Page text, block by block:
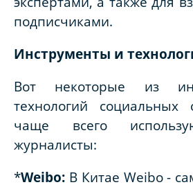
подписчиками.
Инструменты и
Вот некоторые из
технологий социальных
чаще всего
журналисты:
*Weibo: В Китае Weibo -